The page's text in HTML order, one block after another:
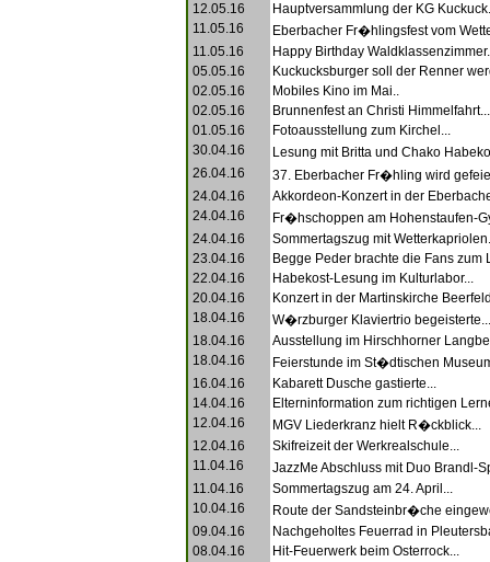
12.05.16
Hauptversammlung der KG
11.05.16
Eberbacher Fr�hlingsfest vom
11.05.16
Happy Birthday
05.05.16
Kuckucksburger soll der Renner
02.05.16
Mobiles Kino im Mai..
02.05.16
Brunnenfest an Christi Himmelfahrt...
01.05.16
Fotoausstellung zum Kirchel...
30.04.16
Lesung mit Britta und Chako
26.04.16
37. Eberbacher Fr�hling wird
24.04.16
Akkordeon-Konzert in der
24.04.16
Fr�hschoppen am Hohenstaufen-
24.04.16
Sommertagszug mit
23.04.16
Begge Peder brachte die Fans zum
22.04.16
Habekost-Lesung im Kulturlabor...
20.04.16
Konzert in der Martinskirche
18.04.16
W�rzburger Klaviertrio begeisterte...
18.04.16
Ausstellung im Hirschhorner
18.04.16
Feierstunde im St�dtischen
16.04.16
Kabarett Dusche gastierte...
14.04.16
Elterninformation zum richtigen
12.04.16
MGV Liederkranz hielt R�ckblick...
12.04.16
Skifreizeit der Werkrealschule...
11.04.16
JazzMe Abschluss mit Duo Brandl-
11.04.16
Sommertagszug am 24. April...
10.04.16
Route der Sandsteinbr�che
09.04.16
Nachgeholtes Feuerrad in
08.04.16
Hit-Feuerwerk beim Osterrock...